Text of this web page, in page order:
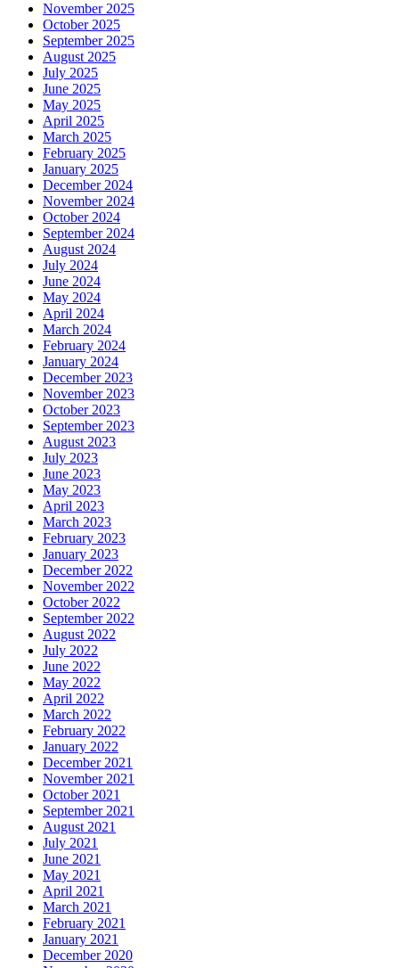
November 2025
October 2025
September 2025
August 2025
July 2025
June 2025
May 2025
April 2025
March 2025
February 2025
January 2025
December 2024
November 2024
October 2024
September 2024
August 2024
July 2024
June 2024
May 2024
April 2024
March 2024
February 2024
January 2024
December 2023
November 2023
October 2023
September 2023
August 2023
July 2023
June 2023
May 2023
April 2023
March 2023
February 2023
January 2023
December 2022
November 2022
October 2022
September 2022
August 2022
July 2022
June 2022
May 2022
April 2022
March 2022
February 2022
January 2022
December 2021
November 2021
October 2021
September 2021
August 2021
July 2021
June 2021
May 2021
April 2021
March 2021
February 2021
January 2021
December 2020